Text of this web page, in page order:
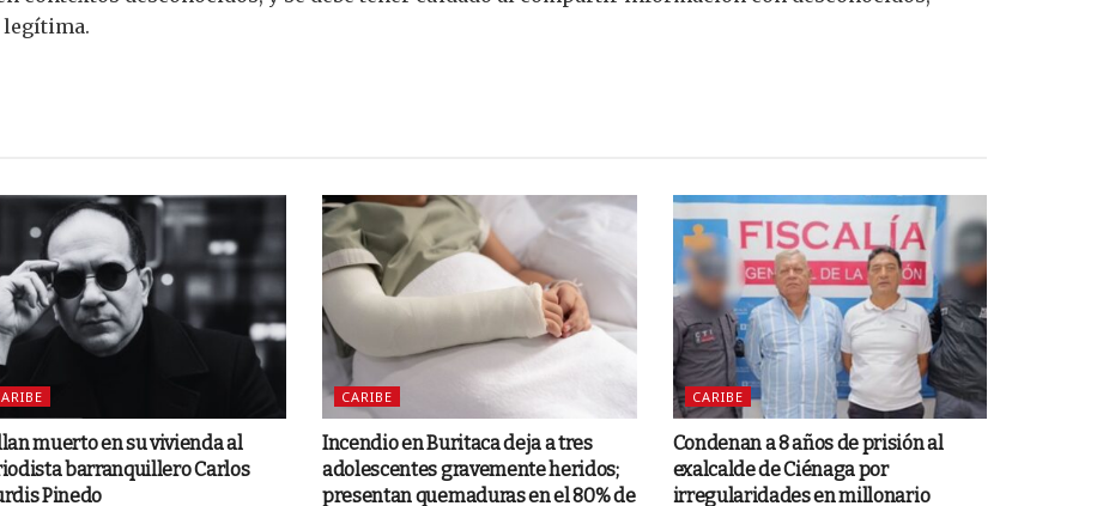
legítima.
muerto en su vivienda al
barranquillero Carlos
Pinedo
CARIBE
Incendio en Buritaca deja a tres
adolescentes gravemente heridos;
presentan quemaduras en el 80% de
CARIBE
Condenan a 8 años de prisión al
exalcalde de Ciénaga por
irregularidades en millonario